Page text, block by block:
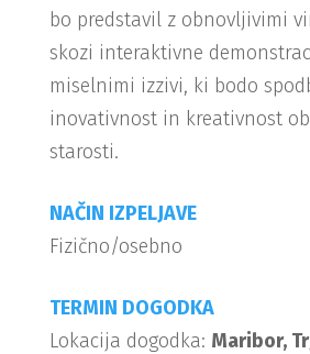
bo predstavil z obnovljivimi
skozi interaktivne
miselnimi izzivi, ki bodo
inovativnost in kreativnost
starosti.
NAČIN IZPELJAVE
Fizično/osebno
TERMIN DOGODKA
Lokacija dogodka: Maribor,